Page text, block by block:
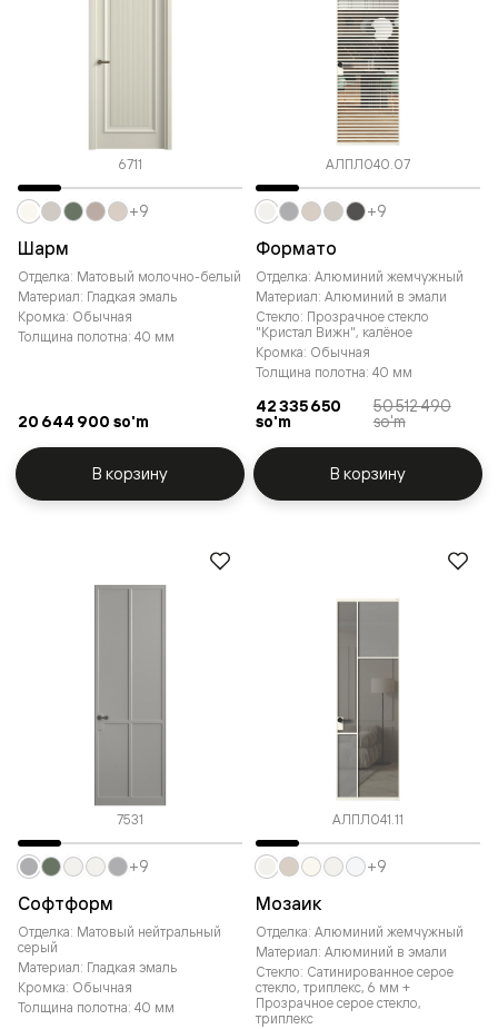
6711
Шарм
Отделка: Матовый молочно-белый
Материал: Гладкая эмаль
Кромка: Обычная
Толщина полотна: 40 мм
20 644 900 so'm
+9
В корзину
АЛПЛ040.07
Формато
Отделка: Алюминий жемчужный
Материал: Алюминий в эмали
Стекло: Прозрачное стекло
"Кристал Вижн", калёное
Кромка: Обычная
Толщина полотна: 40 мм
42 335 650
so'm
50 512 490
so'm
+9
В корзину
7531
Софтформ
Отделка: Матовый нейтральный
серый
Материал: Гладкая эмаль
Кромка: Обычная
Толщина полотна: 40 мм
+9
АЛПЛ041.11
Мозаик
Отделка: Алюминий жемчужный
Материал: Алюминий в эмали
Стекло: Сатинированное серое
стекло, триплекс, 6 мм +
Прозрачное серое стекло,
триплекс
+9